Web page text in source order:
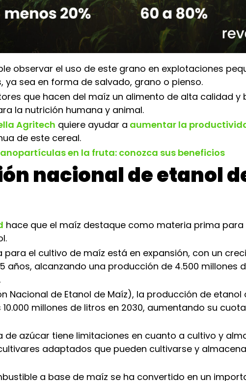
observar el uso de este grano en explotaciones
ya sea en forma de salvado, grano o pienso.
que hacen del maíz un alimento de alta calidad y
la nutrición humana y animal.
Agritech quiere ayudar a aumentar la
de este cereal.
en la fruta: conozca sus beneficios
nacional de etanol
hace que el maíz destaque como materia prima para
para el cultivo de maíz está en expansión, con un
años, alcanzando una producción de 4.500 millones
Nacional de Etanol de Maíz), la producción de etanol
millones de litros en 2030, aumentando su
de azúcar tiene limitaciones en cuanto a cultivo y
adaptados que pueden cultivarse y
a base de maíz se ha convertido en un